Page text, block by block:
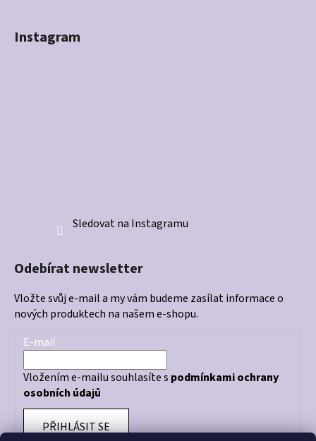
Instagram
Sledovat na Instagramu
Odebírat newsletter
Vložte svůj e-mail a my vám budeme zasílat informace o
nových produktech na našem e-shopu.
E-mail
Vložením e-mailu souhlasíte s podmínkami ochrany
osobních údajů
PŘIHLÁSIT SE